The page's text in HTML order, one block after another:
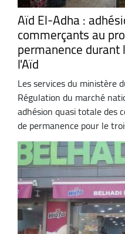
Aïd El-Adha :
commerçants au
permanence
l'Aïd
Les services du ministère
Régulation du marché
adhésion quasi totale des
de permanence pour le